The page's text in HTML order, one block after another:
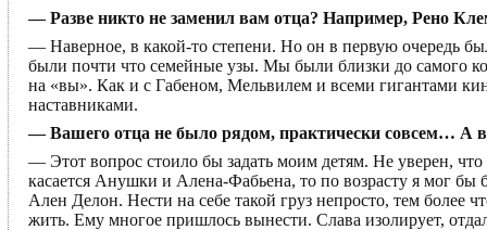
— Разве никто не заменил вам отца? Например, Рено
— Наверное, в какой-то степени. Но он в первую очередь
были почти что семейные узы. Мы были близки до самого
на «вы». Как и с Габеном, Мельвилем и всеми гигантами
наставниками.
— Вашего отца не было рядом, практически совсем… А
— Этот вопрос стоило бы задать моим детям. Не уверен,
касается Анушки и Алена-Фабьена, то по возрасту я мог
Ален Делон. Нести на себе такой груз непросто, тем более
жить. Ему многое пришлось вынести. Слава изолирует,